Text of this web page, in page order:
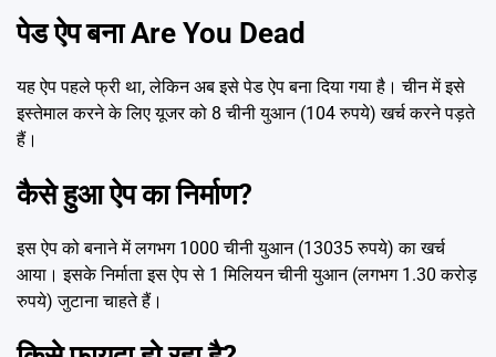
पेड ऐप बना Are You Dead
यह ऐप पहले फ्री था, लेकिन अब इसे पेड ऐप बना दिया गया है। चीन में इसे
इस्तेमाल करने के लिए यूजर को 8 चीनी युआन (104 रुपये) खर्च करने पड़ते
हैं।
कैसे हुआ ऐप का निर्माण?
इस ऐप को बनाने में लगभग 1000 चीनी युआन (13035 रुपये) का खर्च
आया। इसके निर्माता इस ऐप से 1 मिलियन चीनी युआन (लगभग 1.30 करोड़
रुपये) जुटाना चाहते हैं।